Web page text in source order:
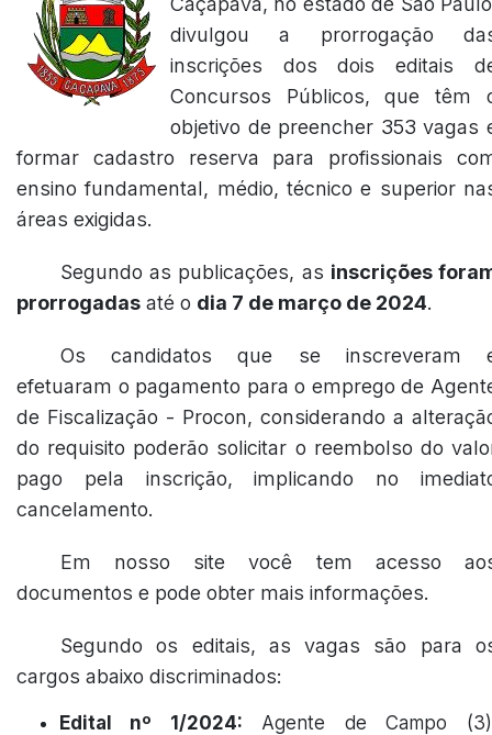
divulgou a prorrogação
inscrições dos dois editais
Concursos Públicos, que têm
objetivo de preencher 353 vagas
formar cadastro reserva para profissionais
ensino fundamental, médio, técnico e superior
áreas exigidas.
Segundo as publicações, as inscrições
prorrogadas até o dia 7 de março de 2024.
Os candidatos que se inscreveram
efetuaram o pagamento para o emprego de
de Fiscalização - Procon, considerando a
do requisito poderão solicitar o reembolso do
pago pela inscrição, implicando no
cancelamento.
Em nosso site você tem acesso
documentos e pode obter mais informações.
Segundo os editais, as vagas são para
cargos abaixo discriminados:
Edital nº 1/2024: Agente de Campo